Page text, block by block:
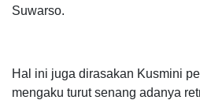
Suwarso.
Hal ini juga dirasakan Kusmini
mengaku turut senang adanya